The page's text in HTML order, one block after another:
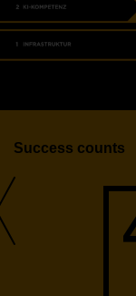
Success counts